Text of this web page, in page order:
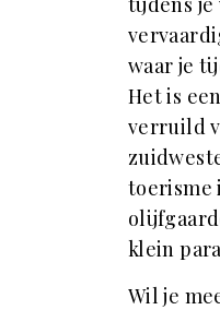
waar je
Het is
verruild
toerisme
klein
Wil je